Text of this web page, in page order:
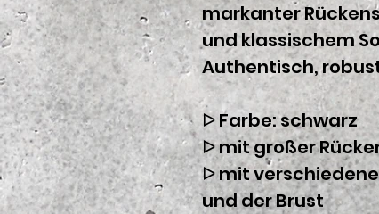
markanter
und klassischem
Authentisch,
ᐅ Farbe: schwarz
ᐅ mit großer
ᐅ mit
und der Brust